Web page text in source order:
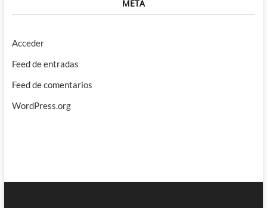
META
Acceder
Feed de entradas
Feed de comentarios
WordPress.org